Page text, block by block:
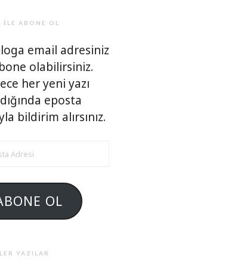
ILE ABONE OL
email adresiniz
olabilirsiniz.
her yeni yazı
eposta
bildirim alırsınız.
OL
YAZILAR